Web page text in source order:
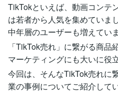
TikTokといえば、動画コンテ
は若者から人気を集めていま
中年層のユーザーも増えていま
「TikTok売れ」に繋がる商
マーケティングにも大いに役
今回は、そんなTikTok売れに
業の事例についてご紹介して